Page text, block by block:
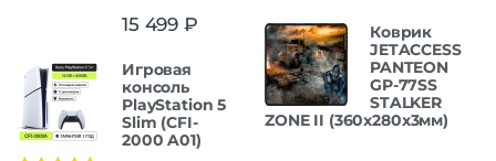
15 499 ₽
Игровая
консоль
PlayStation 5
Slim (CFI-
2000 A01)
Коврик
JETACCESS
PANTEON
GP-77SS
STALKER
ZONE II (360x280x3мм)